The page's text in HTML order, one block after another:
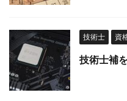
技術士 資
技術士補